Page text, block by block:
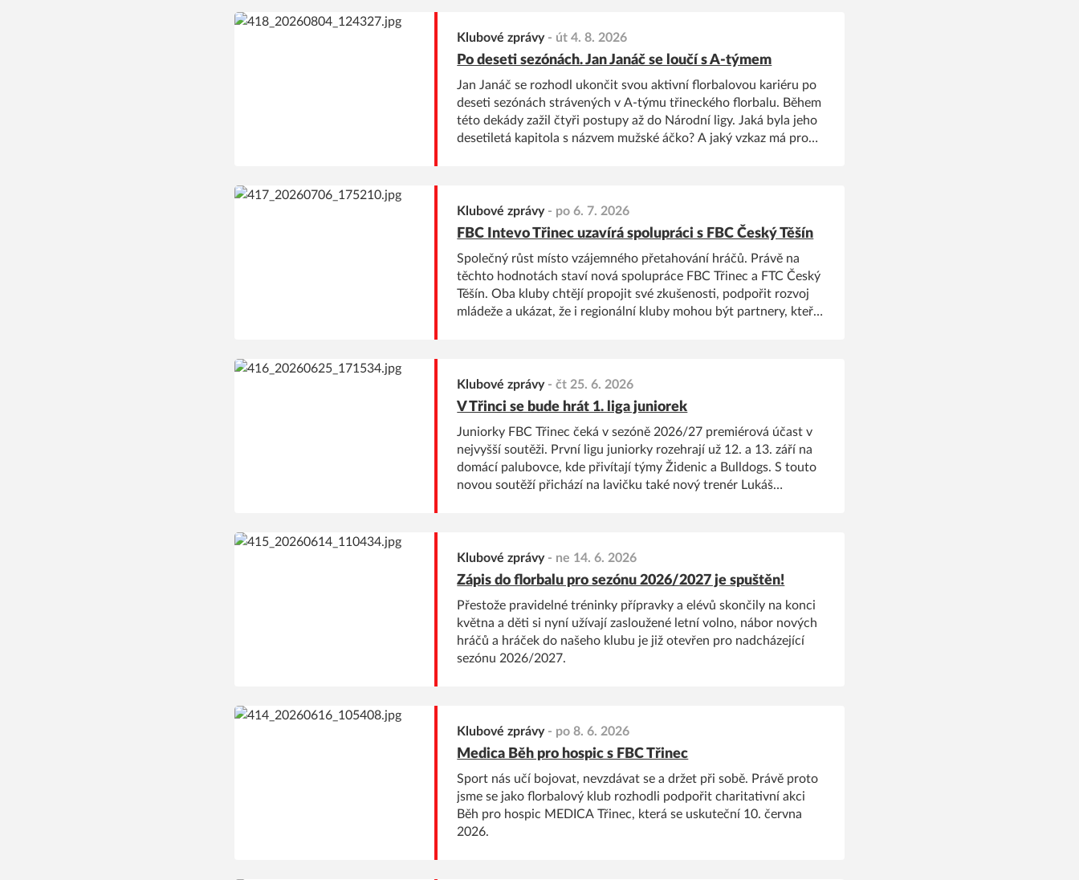
Klubové zprávy- út 4. 8. 2026
Po deseti sezónách. Jan Janáč se loučí s A-týmem
Jan Janáč se rozhodl ukončit svou aktivní florbalovou kariéru po
deseti sezónách strávených v A-týmu třineckého florbalu. Během
této dekády zažil čtyři postupy až do Národní ligy. Jaká byla jeho
desetiletá kapitola s názvem mužské áčko? A jaký vzkaz má pro
Klubové zprávy- po 6. 7. 2026
FBC Intevo Třinec uzavírá spolupráci s FBC Český Těšín
Společný růst místo vzájemného přetahování hráčů. Právě na
těchto hodnotách staví nová spolupráce FBC Třinec a FTC Český
Těšín. Oba kluby chtějí propojit své zkušenosti, podpořit rozvoj
mládeže a ukázat, že i regionální kluby mohou být partnery, kteří
Klubové zprávy-čt 25. 6. 2026
V Třinci se bude hrát 1. liga juniorek
Juniorky FBC Třinec čeká v sezóně 2026/27 premiérová účast v
nejvyšší soutěži. První ligu juniorky rozehrají už 12. a 13. září na
domácí palubovce, kde přivítají týmy Židenic a Bulldogs. S touto
novou soutěží přichází na lavičku také nový trenér Lukáš
Šteglikovou.
Klubové zprávy- ne 14. 6. 2026
Zápis do florbalu pro sezónu 2026/2027 je spuštěn!
Přestože pravidelné tréninky přípravky a elévů skončily na konci
května a děti si nyní užívají zasloužené letní volno, nábor nových
hráčů a hráček do našeho klubu je již otevřen pro nadcházející
sezónu 2026/2027.
Klubové zprávy- po 8. 6. 2026
Medica Běh pro hospic s FBC Třinec
Sport nás učí bojovat, nevzdávat se a držet při sobě. Právě proto
jsme se jako florbalový klub rozhodli podpořit charitativní akci
Běh pro hospic MEDICA Třinec, která se uskuteční 10. června
2026.